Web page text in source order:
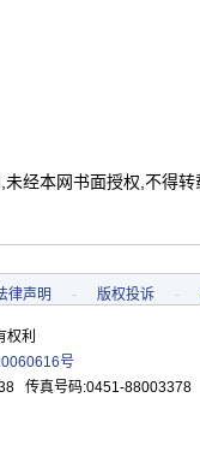
经本网书面授权,不得
律声明 - 版权投诉 -
利
号
传真号码:0451-88003378